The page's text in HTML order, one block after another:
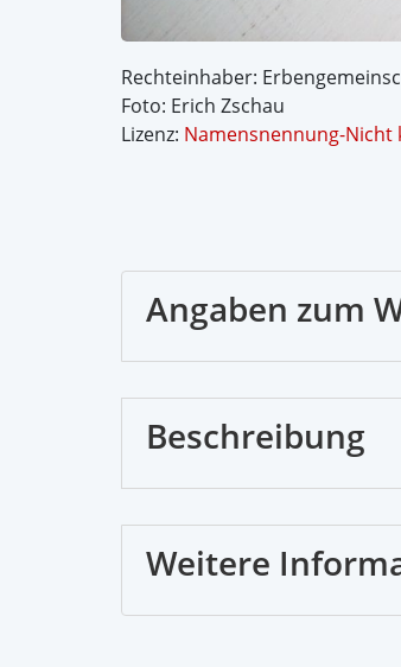
Rechteinhaber:
Foto: Erich Zschau
Lizenz: Namensnennung-Nicht
Angaben zum
Beschreibung
Weitere